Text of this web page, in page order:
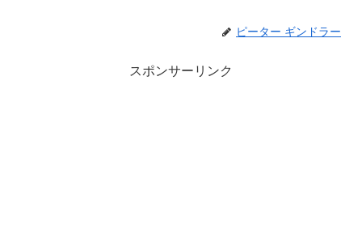
ピーター ギンドラー
スポンサーリンク